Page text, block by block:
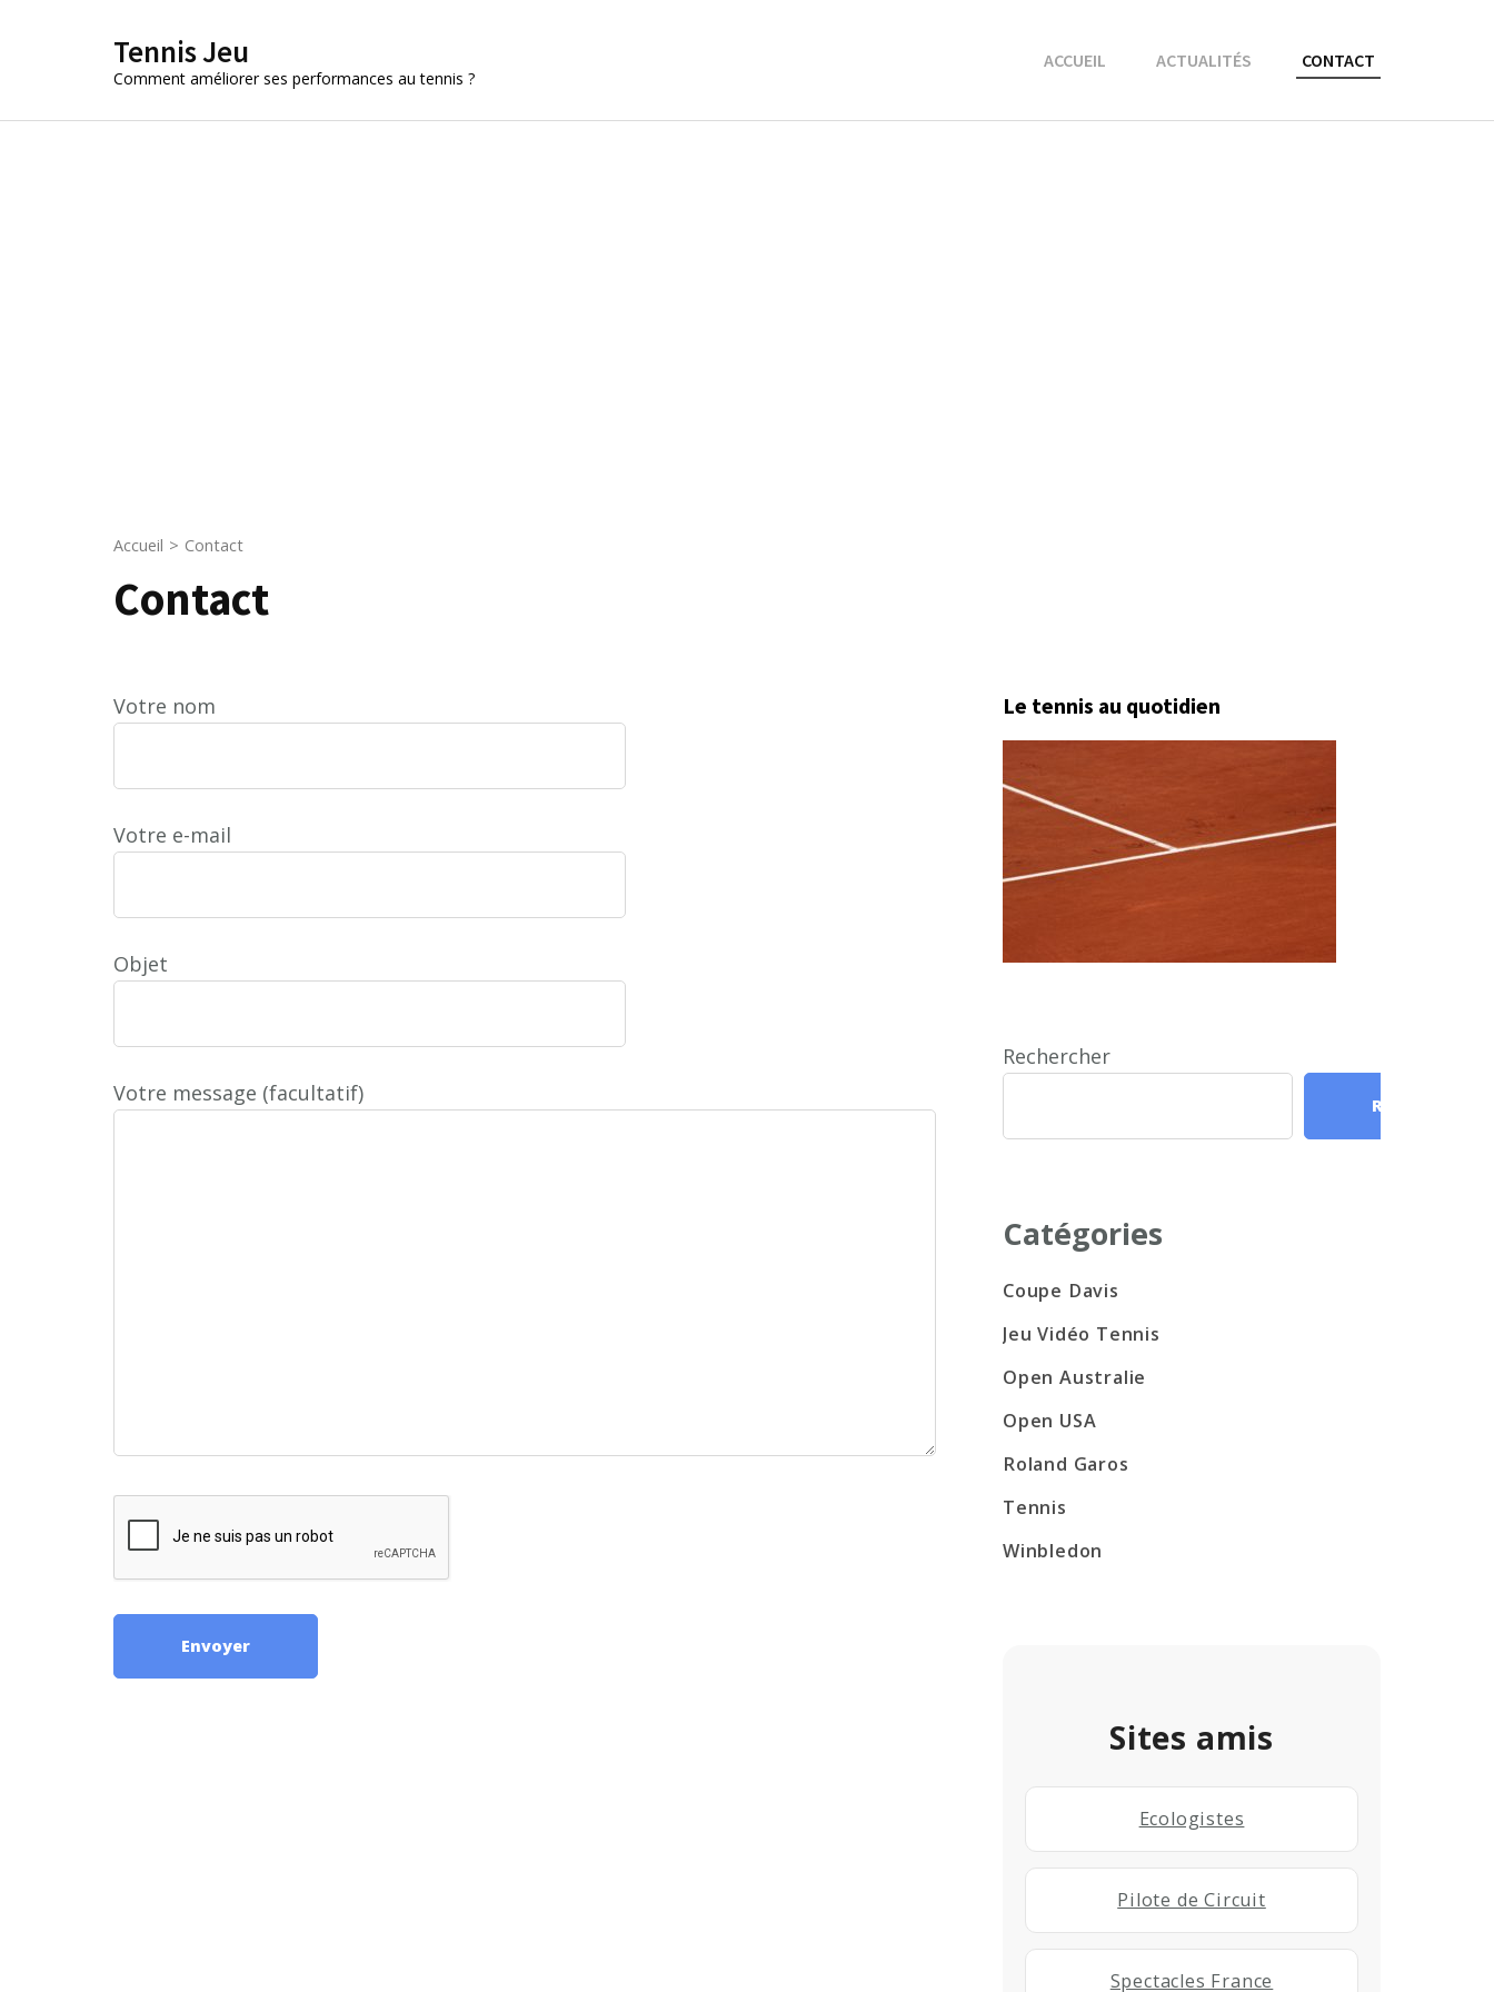
Tennis Jeu
Comment améliorer ses performances au tennis ?
ACCUEIL ACTUALITÉS CONTACT
Accueil > Contact
Contact
Votre nom
Votre e-mail
Objet
Votre message (facultatif)
Le tennis au quotidien
Rechercher
Rechercher
Catégories
Coupe Davis
Jeu Vidéo Tennis
Open Australie
Open USA
Roland Garos
Tennis
Winbledon
Sites amis
Ecologistes
Pilote de Circuit
Spectacles France